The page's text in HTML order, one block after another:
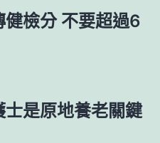
檢分 不要超過6
是原地養老關鍵